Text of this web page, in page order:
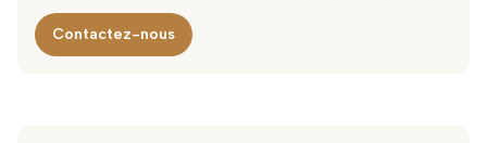
Contactez-nous